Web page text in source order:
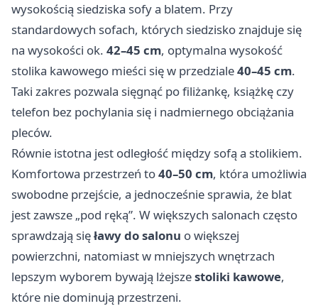
wysokością siedziska sofy a blatem. Przy
standardowych sofach, których siedzisko znajduje się
na wysokości ok. 42–45 cm, optymalna wysokość
stolika kawowego mieści się w przedziale40–45 cm.
Taki zakres pozwala sięgnąć po filiżankę, książkę czy
telefon bez pochylania się i nadmiernego obciążania
pleców.
Równie istotna jest odległość między sofą a stolikiem.
Komfortowa przestrzeń to40–50 cm, która umożliwia
swobodne przejście, a jednocześnie sprawia, że blat
jest zawsze „pod ręką”. W większych salonach często
sprawdzają sięławy do salonu o większej
powierzchni, natomiast w mniejszych wnętrzach
lepszym wyborem bywają lżejszestoliki kawowe,
które nie dominują przestrzeni.